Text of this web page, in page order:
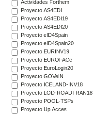
Actividades Forthem
Proyecto AS4EDI
Proyecto AS4EDI19
Proyecto AS4EDI20
Proyecto eID4Spain
Proyecto eID4Spain20
Proyecto EURINV19
Proyecto EUROFACe
Proyecto EuroLogin20
Proyecto GOVeIN
Proyecto ICELAND-INV18
Proyecto LOD-ROADTRAN18
Proyecto POOL-TSPs
Proyecto Up Acces